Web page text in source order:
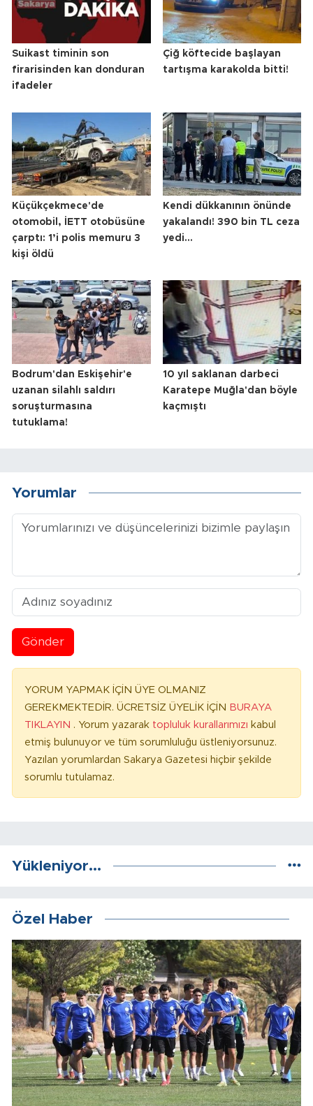
Suikast timinin son
firarisinden kan donduran
ifadeler
Çiğ köftecide başlayan
tartışma karakolda bitti!
Küçükçekmece'de
otomobil, İETT otobüsüne
çarptı: 1’i polis memuru 3
kişi öldü
Kendi dükkanının önünde
yakalandı! 390 bin TL ceza
yedi...
Bodrum'dan Eskişehir'e
uzanan silahlı saldırı
soruşturmasına
tutuklama!
10 yıl saklanan darbeci
Karatepe Muğla'dan böyle
kaçmıştı
Yorumlar
Gönder
YORUM YAPMAK İÇİN ÜYE OLMANIZ
GEREKMEKTEDİR. ÜCRETSİZ ÜYELİK İÇİN BURAYA
TIKLAYIN . Yorum yazarak topluluk kurallarımızı kabul
etmiş bulunuyor ve tüm sorumluluğu üstleniyorsunuz.
Yazılan yorumlardan Sakarya Gazetesi hiçbir şekilde
sorumlu tutulamaz.
Yükleniyor...
Özel Haber